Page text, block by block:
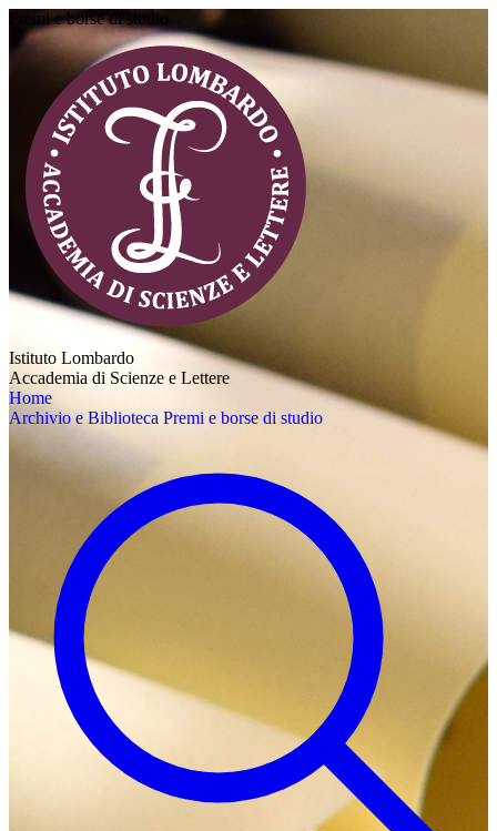
Premi e borse di studio
Istituto Lombardo
Accademia di Scienze e Lettere
Home
Archivio e Biblioteca Premi e borse di studio